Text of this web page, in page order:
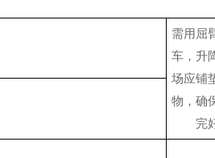
需用屈
车，升
场应铺
物，确
完